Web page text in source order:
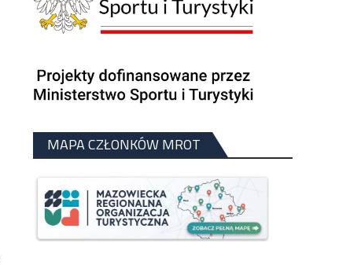
MAPA CZŁONKÓW MROT